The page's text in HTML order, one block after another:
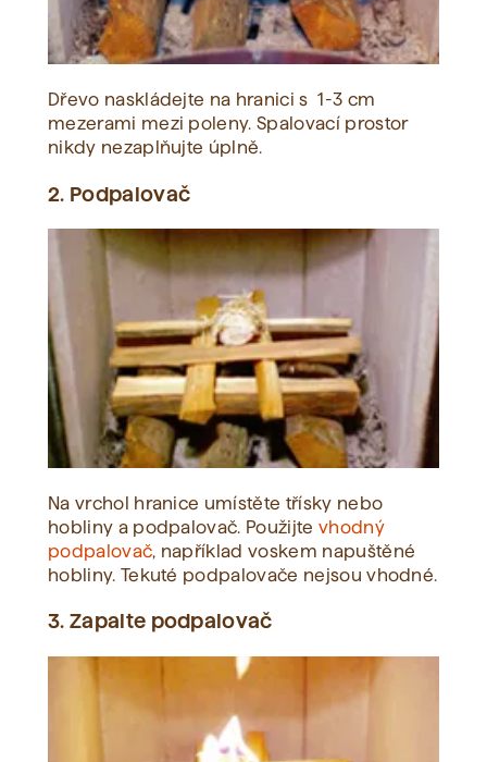
Dřevo naskládejte na hranici s 1-3 cm
mezerami mezi poleny. Spalovací prostor
nikdy nezaplňujte úplně.
2. Podpalovač
Na vrchol hranice umístěte třísky nebo
hobliny a podpalovač. Použijte vhodný
podpalovač, například voskem napuštěné
hobliny. Tekuté podpalovače nejsou vhodné.
3. Zapalte podpalovač